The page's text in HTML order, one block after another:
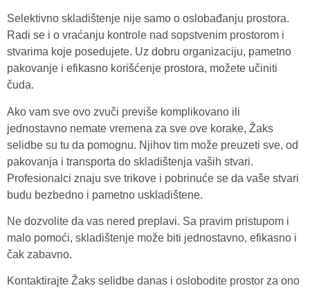
Selektivno skladištenje nije samo o oslobađanju prostora.
Radi se i o vraćanju kontrole nad sopstvenim prostorom i
stvarima koje posedujete. Uz dobru organizaciju, pametno
pakovanje i efikasno korišćenje prostora, možete učiniti
čuda.
Ako vam sve ovo zvuči previše komplikovano ili
jednostavno nemate vremena za sve ove korake, Žaks
selidbe su tu da pomognu. Njihov tim može preuzeti sve, od
pakovanja i transporta do skladištenja vaših stvari.
Profesionalci znaju sve trikove i pobrinuće se da vaše stvari
budu bezbedno i pametno uskladištene.
Ne dozvolite da vas nered preplavi. Sa pravim pristupom i
malo pomoći, skladištenje može biti jednostavno, efikasno i
čak zabavno.
Kontaktirajte Žaks selidbe danas i oslobodite prostor za ono